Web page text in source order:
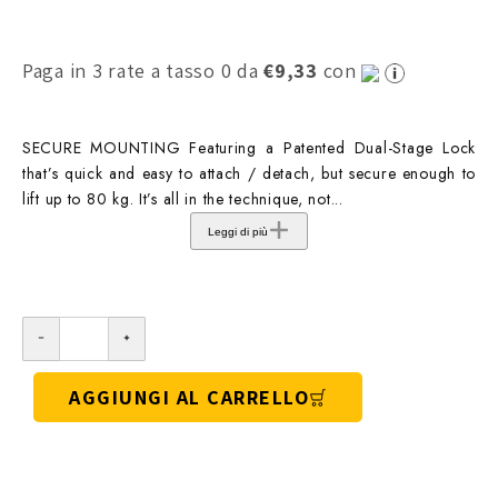
Paga in 3 rate a tasso 0 da€9,33 con
SECURE MOUNTING Featuring a Patented Dual-Stage Lock
that’s quick and easy to attach / detach, but secure enough to
lift up to 80 kg. It’s all in the technique, not...
Leggi di più
AGGIUNGI AL CARRELLO